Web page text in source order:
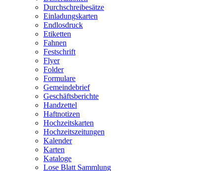
Durchschreibesätze
Einladungskarten
Endlosdruck
Etiketten
Fahnen
Festschrift
Flyer
Folder
Formulare
Gemeindebrief
Geschäftsberichte
Handzettel
Haftnotizen
Hochzeitskarten
Hochzeitszeitungen
Kalender
Karten
Kataloge
Lose Blatt Sammlung